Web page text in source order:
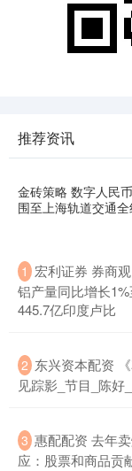
推荐资讯
金砖策略 数字人民
围至上海轨道交通
1 宏利证券 券商
铝产量同比增长
445.7亿印度卢比
2 东兴资本配资
见踪影_节目_陈好
3 惠配配资 去年
应：股票和商品贡